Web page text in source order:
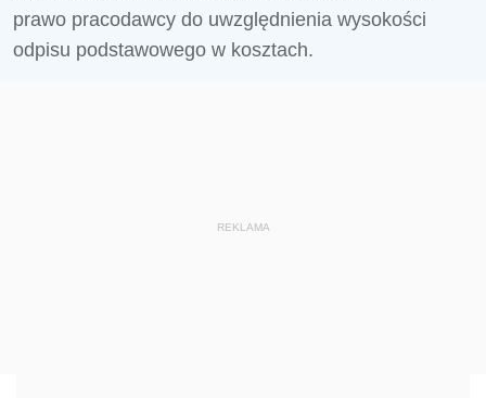
prawo pracodawcy do uwzględnienia wysokości
odpisu podstawowego w kosztach.
REKLAMA